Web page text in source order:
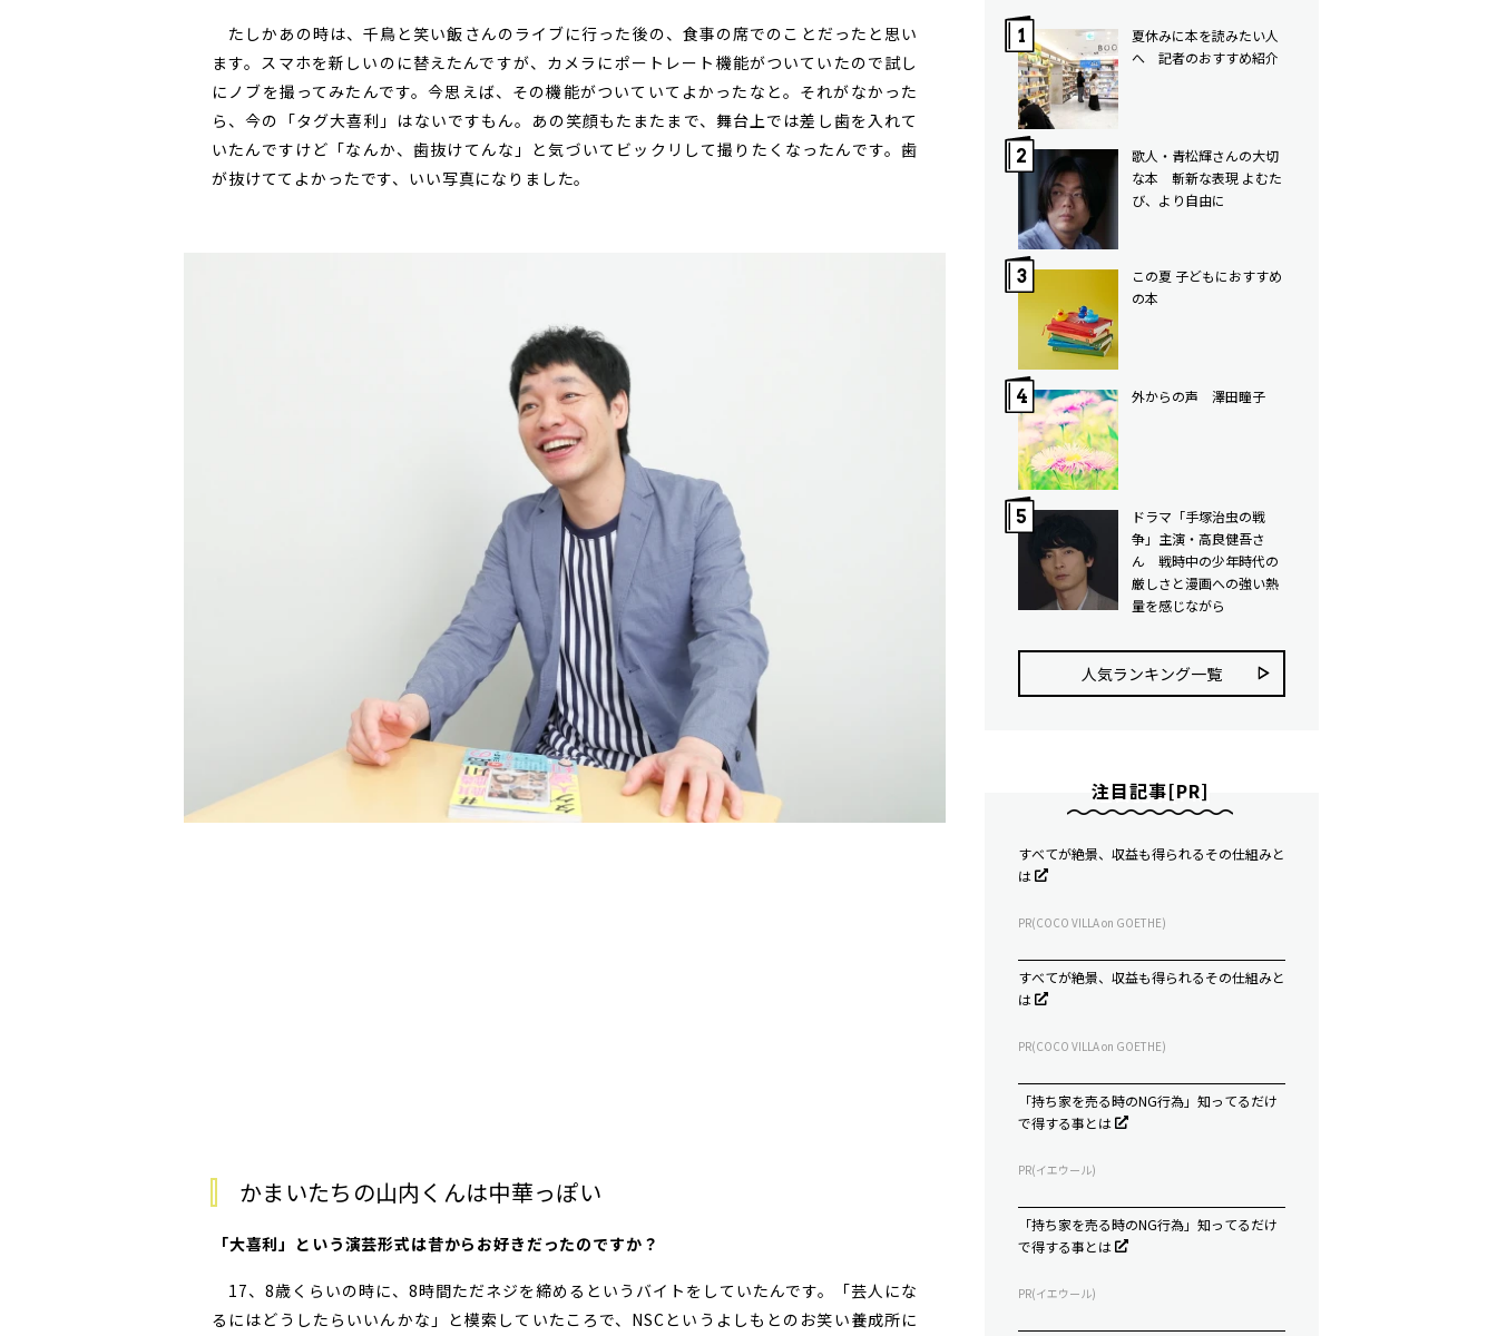
たしかあの時は、千鳥と笑い飯さんのライブに行った後の、食事の席でのことだったと思い
ます。スマホを新しいのに替えたんですが、カメラにポートレート機能がついていたので試し
にノブを撮ってみたんです。今思えば、その機能がついていてよかったなと。それがなかった
ら、今の「タグ大喜利」はないですもん。あの笑顔もたまたまで、舞台上では差し歯を入れて
いたんですけど「なんか、歯抜けてんな」と気づいてビックリして撮りたくなったんです。歯
が抜けててよかったです、いい写真になりました。
かまいたちの山内くんは中華っぽい
――「大喜利」という演芸形式は昔からお好きだったのですか？
17、8歳くらいの時に、8時間ただネジを締めるというバイトをしていたんです。「芸人にな
るにはどうしたらいいんかな」と模索していたころで、NSCというよしもとのお笑い養成所に
夏休みに本を読みたい人
へ 記者のおすすめ紹介
歌人・青松輝さんの大切
な本 斬新な表現 よむた
び、より自由に
この夏 子どもにおすすめ
の本
外からの声 澤田瞳子
ドラマ「手塚治虫の戦
争」主演・高良健吾さ
ん 戦時中の少年時代の
厳しさと漫画への強い熱
量を感じながら
人気ランキング⼀覧
注目記事[PR]
すべてが絶景、収益も得られるその仕組みと
は
PR(COCO VILLA on GOETHE)
すべてが絶景、収益も得られるその仕組みと
は
PR(COCO VILLA on GOETHE)
「持ち家を売る時のNG行為」知ってるだけ
で得する事とは
PR(イエウール)
「持ち家を売る時のNG行為」知ってるだけ
で得する事とは
PR(イエウール)